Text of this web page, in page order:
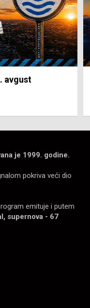
avgust
je 1999. godine.
pokriva veći dio
emituje i putem
supernova - 67